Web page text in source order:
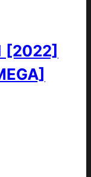
[2022]